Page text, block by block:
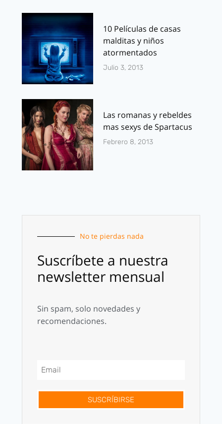
10 Películas de casas
malditas y niños
atormentados
Julio 3, 2013
Las romanas y rebeldes
mas sexys de Spartacus
Febrero 8, 2013
No te pierdas nada
Suscríbete a nuestra
newsletter mensual
Sin spam, solo novedades y
recomendaciones.
SUSCRÍBIRSE